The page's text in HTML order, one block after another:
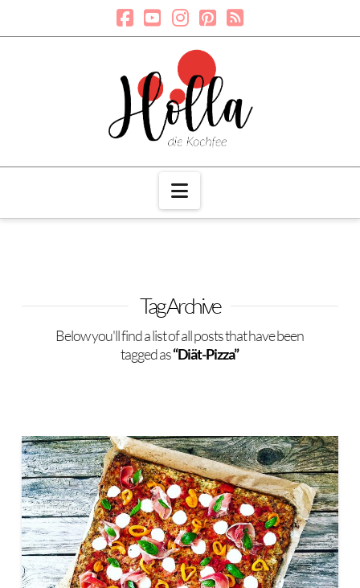
Navigation
Tag Archive
Below you'll find a list of all posts that have been
tagged as“Diät-Pizza”